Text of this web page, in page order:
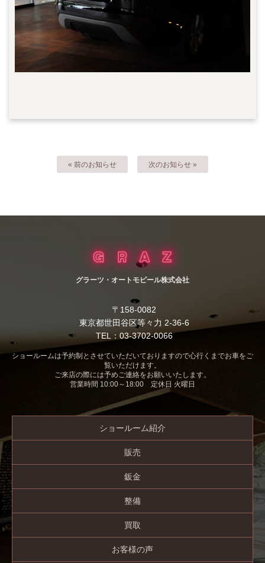
« 前のお知らせ 次のお知らせ »
グラーツ・オートモビール株式会社
〒158-0082
東京都世田谷区等々力 2-36-6
TEL：03-3702-0066
ショールームは予約制とさせていただいておりますので心行くまでお車をご
覧いただけます。
ご来店の際には予めご連絡をお願いいたします。
営業時間 10:00～18:00 定休日 火曜日
ショールーム紹介
販売
鈑金
整備
買取
お客様の声